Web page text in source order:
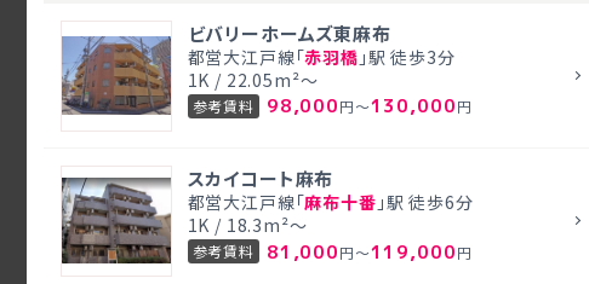
ビバリーホームズ東麻布
都営大江戸線「赤羽橋 」駅 徒歩3分
1K / 22.05m²～
参考賃料 98,000円～130,000円
スカイコート麻布
都営大江戸線「麻布十番 」駅 徒歩6分
1K / 18.3m²～
参考賃料 81,000円～119,000円